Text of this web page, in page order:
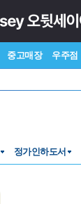
중고매장 우주점
정가인하도서